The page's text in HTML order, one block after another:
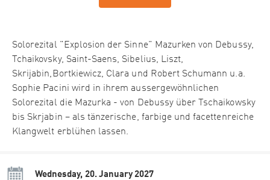
Solorezital "Explosion der Sinne" Mazurken von Debussy,
Tchaikovsky, Saint-Saens, Sibelius, Liszt,
Skrijabin,Bortkiewicz, Clara und Robert Schumann u.a.
Sophie Pacini wird in ihrem aussergewöhnlichen
Solorezital die Mazurka - von Debussy über Tschaikowsky
bis Skrjabin – als tänzerische, farbige und facettenreiche
Klangwelt erblühen lassen.
Wednesday, 20. January 2027